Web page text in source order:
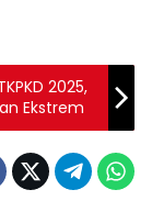
2025,
Ekstrem